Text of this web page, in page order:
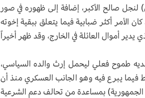
لنجل صالح الأكبر، إضافة إلى ظهوره في صور
الأمر أكثر ضبابية فيما يتعلق ببقية إخوته
أموال العائلة في الخارج، وقد ظهر أخيراً
لديه طموح فعلي ليحمل إرث والده السياسي،
فيما يبرع فيه وهو الجانب العسكري منذ أن
بمساعدة من تحالف دعم الشرعية